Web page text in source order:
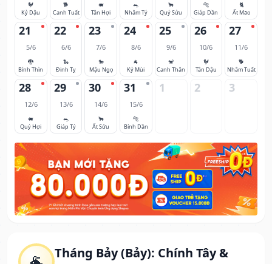
Tháng Bảy (Bảy): Chính Tây &
🐓
Kỷ Dậu
🐕
Canh Tuất
🐖
Tân Hợi
🐀
Nhâm Tý
🐂
Quý Sửu
🐅
Giáp Dần
🐈
Ất Mão
21
5/6
🐉
Bính Thìn
22
6/6
🐍
Đinh Tỵ
23
7/6
🐎
Mậu Ngọ
24
8/6
🐐
Kỷ Mùi
25
9/6
🐒
Canh Thân
26
10/6
🐓
Tân Dậu
27
11/6
🐕
Nhâm Tuất
28
12/6
🐖
Quý Hợi
29
13/6
🐀
Giáp Tý
30
14/6
🐂
Ất Sửu
31
15/6
🐅
Bính Dần
1 2 3